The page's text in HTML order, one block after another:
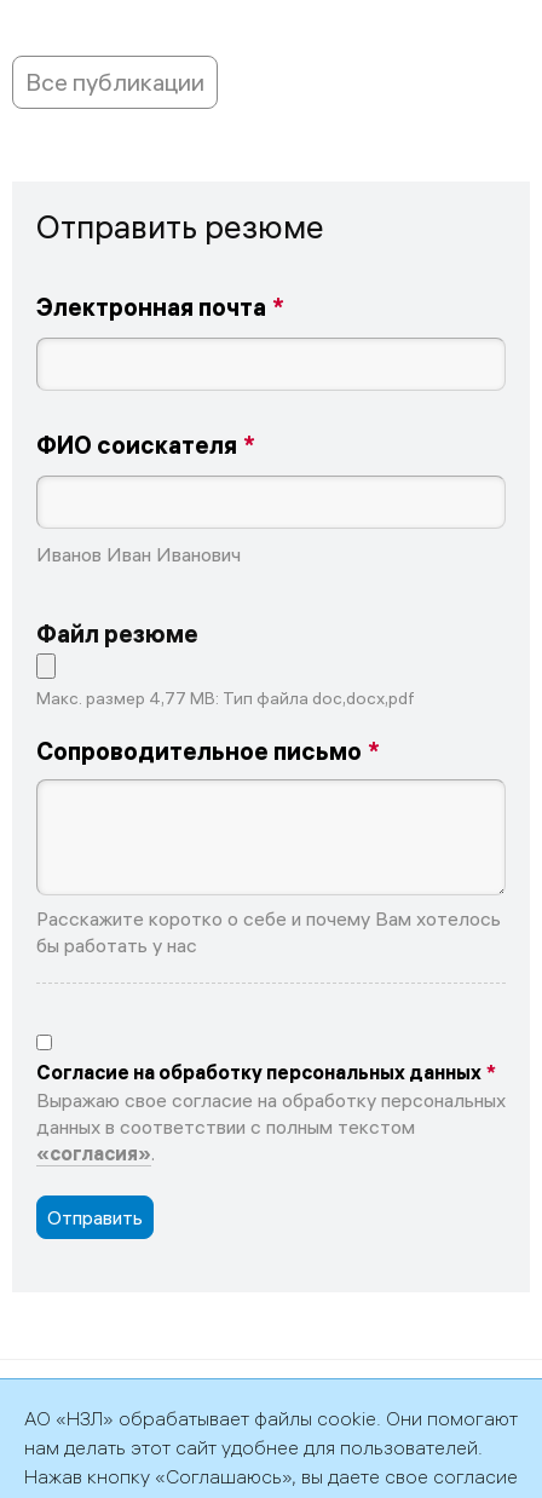
Все публикации
Отправить резюме
Электронная почта
ФИО соискателя
Иванов Иван Иванович
Файл резюме
Макс. размер 4,77 MB: Тип файла doc,docx,pdf
Сопроводительное письмо
Расскажите коротко о себе и почему Вам хотелось
бы работать у нас
Согласие на обработку персональных данных
Выражаю свое согласие на обработку персональных
данных в соответствии с полным текстом
«согласия».
Политика обработки персональных данных
АО «НЗЛ» обрабатывает файлы cookie. Они помогают
нам делать этот сайт удобнее для пользователей.
Нажав кнопку «Соглашаюсь», вы даете свое согласие